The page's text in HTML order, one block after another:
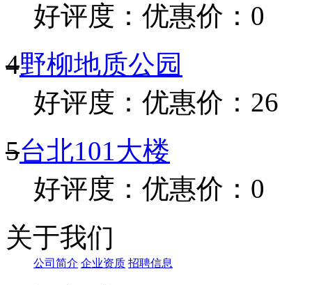
好评度： 优惠价：0
4野柳地质公园
好评度： 优惠价：26
5台北101大楼
好评度： 优惠价：0
关于我们
公司简介 企业资质 招聘信息